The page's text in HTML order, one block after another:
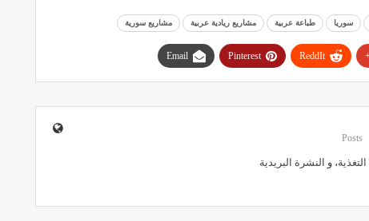
سوريا طباعة عربية مشاريع ريادية عربية مشاريع سورية
ReddIt
Pinterest
Email
التغذية، و النشرة البريدية